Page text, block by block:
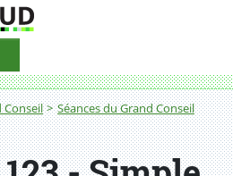
Conseil Séances du Grand Conseil